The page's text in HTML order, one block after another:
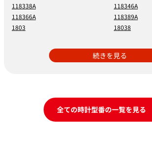
118338A
118346A
118366A
118389A
1803
18038
続きを見る
全ての時計型番の一覧を見る